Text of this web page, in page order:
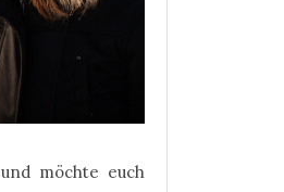
möchte euch